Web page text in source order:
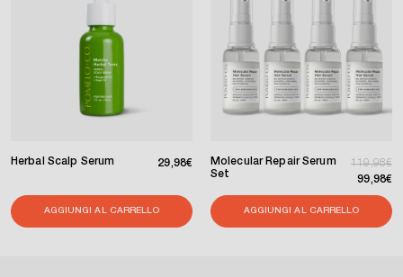
Herbal Scalp Serum Prezzo di listino
29,98€
AGGIUNGI AL CARRELLO
Molecular Repair Serum
Set
Prezzo
119,98€
Prezzo
99,98€
AGGIUNGI AL CARRELLO